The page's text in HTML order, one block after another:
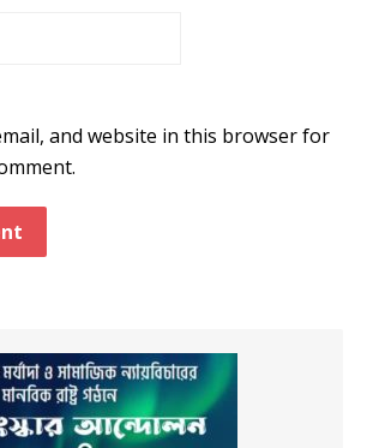
and website in this browser for